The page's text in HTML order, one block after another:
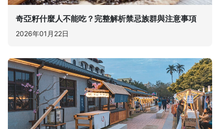
奇亞籽什麼人不能吃？完整解析禁忌族群與注意事項
2026年01月22日